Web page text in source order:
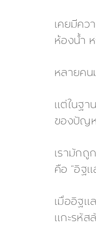
เคยมีคว
ห้องน้ำ
หลายคน
แต่ในฐา
ของปัญห
เรามักถู
คือ “อิฐ
เมื่ออิฐแ
แกะรหัส